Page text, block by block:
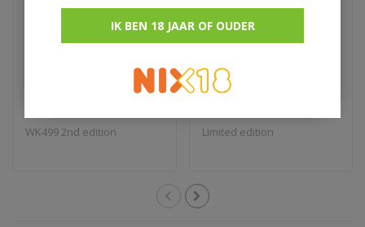
WK499 2nd edition Limited edition
IK BEN 18 JAAR OF OUDER